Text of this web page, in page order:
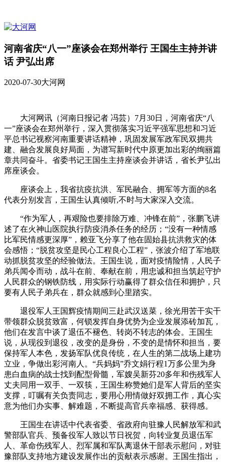
河南省庆“八一”座谈会在郑州举行 王国生主持并讲
话 尹弘出席
2020-07-30大河网
大河网讯（河南日报记者 冯芸）7月30日，河南省庆“八
一”座谈会在郑州举行，深入贯彻落实习近平强军思想和习近
平总书记视察河南重要讲话精神，巩固发展军政军民双拥共
建、融合发展良好局面，为谱写新时代中原更加出彩的绚丽篇
章共同奋斗。省委书记王国生主持座谈会并讲话，省长尹弘出
席座谈会。
座谈会上，我省抗疫抗洪、军民融合、拥军等方面的8名
代表分别发言，王国生认真倾听,不时与大家深入交流。
“作为军人，再艰险也要排除万难、冲锋在前”，张鹏飞讲
述了在火神山医院执行防疫消杀任务的经历；“没有一种情感
比军民情感更深厚”，赖亚飞分享了他在固始县抗洪救灾的体
会感悟；“脱贫攻坚是民心工程良心工程”，张波介绍了军地联
动抓脱贫攻坚的经验做法。王国生说，面对疫情险情，人民子
弟兵闻令而动，战斗在前、奉献在前，用忠诚和担当筑起守护
人民群众的钢铁防线，用实际行动赢得了群众信任和拥护，只
要有人民子弟兵在，群众就感到心里踏实。
退役军人王国辉疫情期间三赴武汉送菜，徐光用苦干实干
带领群众脱贫致富，何锁发挥自身优势为企业发展添砖加瓦，
他们在发言中谈了退伍不褪色、转岗不转志的体会。王国生
说，从现役到退役，改变的是身份，不变的是情怀和担当，要
保持军人本色，发扬军队优良传统，在人生的第二战场上建功
立业，争做出彩河南人。“兵妈妈”乔文娟行程1万多公里为身
患白血病的战士找到配型骨髓，军嫂吴新芬20多年和伤残军人
丈夫同用一双手、一双筷，王国生称赞她们是军人背后的坚实
支撑，叮嘱有关负责同志，要用心用情做好双拥工作，真心实
意为他们办实事、解难题，不断提高官兵幸福感、获得感。
王国生在讲话中代表省委、省政府向驻豫人民解放军和武
警部队官兵、预备役军人致以节日祝贺，向转业复员退伍军
人、革命伤残军人、烈军属和军队离退休干部表示慰问，对驻
豫部队支持地方建设发展作出的贡献表示感谢。王国生指出，